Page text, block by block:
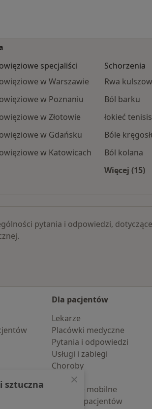
specjaliści
w Warszawie
w Poznaniu
w Złotowie
w Gdańsku
w Katowicach
Schorzenia
Rwa
Ból barku
łokieć
Bóle
Ból kolana
Więcej (15)
pytania i odpowiedzi,
Dla pacjentów
Lekarze
Placówki medyczne
Pytania i odpowiedzi
Usługi i zabiegi
Choroby
Pomoc
Aplikacje mobilne
Blog dla pacjentów
sztuczna